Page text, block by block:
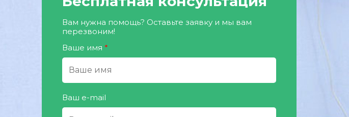
Вам нужна помощь? Оставьте заявку и мы вам
перезвоним!
Ваше имя *
Ваш e-mail